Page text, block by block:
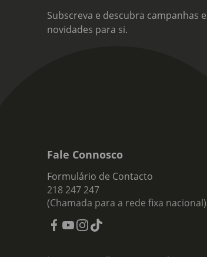
Subscreva e descubra campanhas
novidades para si.
Fale Connosco
Formulário de Contacto
218 247 247
(Chamada para a rede fixa nacional)